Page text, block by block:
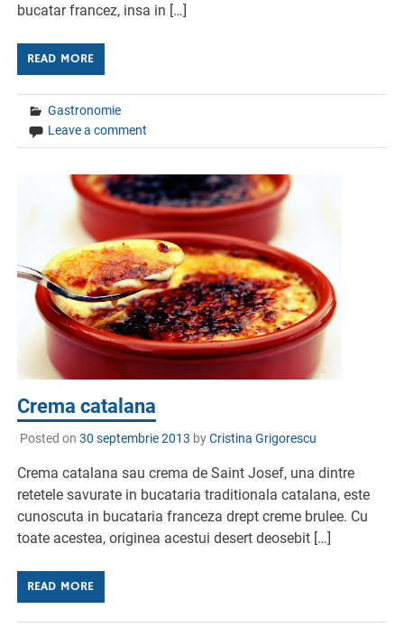
bucatar francez, insa in […]
READ MORE
Gastronomie
Leave a comment
Crema catalana
Posted on 30 septembrie 2013 byCristina Grigorescu
Crema catalana sau crema de Saint Josef, una dintre
retetele savurate in bucataria traditionala catalana, este
cunoscuta in bucataria franceza drept creme brulee. Cu
toate acestea, originea acestui desert deosebit […]
READ MORE